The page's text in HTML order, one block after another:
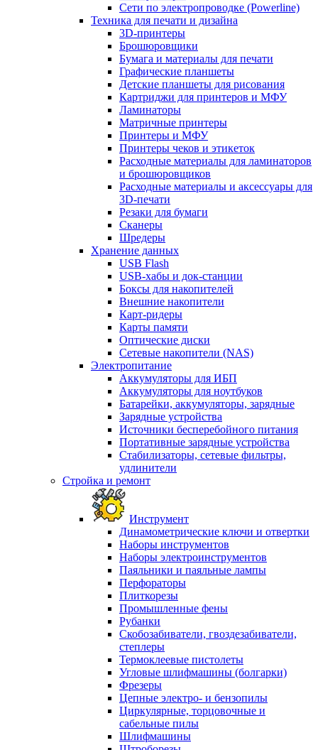
Сети по электропроводке (Powerline)
Техника для печати и дизайна
3D-принтеры
Брошюровщики
Бумага и материалы для печати
Графические планшеты
Детские планшеты для рисования
Картриджи для принтеров и МФУ
Ламинаторы
Матричные принтеры
Принтеры и МФУ
Принтеры чеков и этикеток
Расходные материалы для ламинаторов
и брошюровщиков
Расходные материалы и аксессуары для
3D-печати
Резаки для бумаги
Сканеры
Шредеры
Хранение данных
USB Flash
USB-хабы и док-станции
Боксы для накопителей
Внешние накопители
Карт-ридеры
Карты памяти
Оптические диски
Сетевые накопители (NAS)
Электропитание
Аккумуляторы для ИБП
Аккумуляторы для ноутбуков
Батарейки, аккумуляторы, зарядные
Зарядные устройства
Источники бесперебойного питания
Портативные зарядные устройства
Стабилизаторы, сетевые фильтры,
удлинители
Стройка и ремонт
Инструмент
Динамометрические ключи и отвертки
Наборы инструментов
Наборы электроинструментов
Паяльники и паяльные лампы
Перфораторы
Плиткорезы
Промышленные фены
Рубанки
Скобозабиватели, гвоздезабиватели,
степлеры
Термоклеевые пистолеты
Угловые шлифмашины (болгарки)
Фрезеры
Цепные электро- и бензопилы
Циркулярные, торцовочные и
сабельные пилы
Шлифмашины